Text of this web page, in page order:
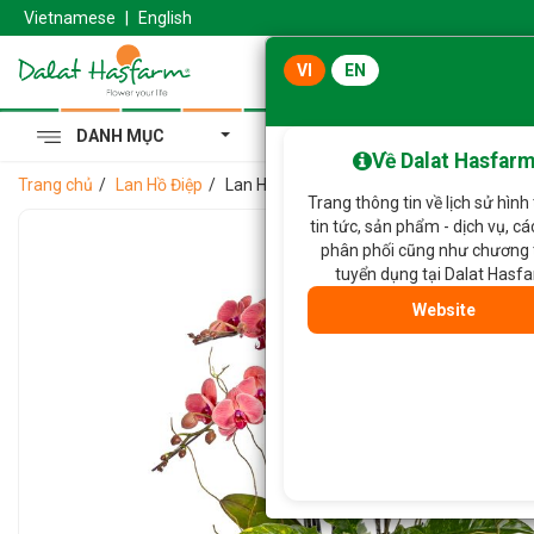
Vietnamese English
DANH MỤC
Trang chủ Lan Hồ Điệp Lan Hồ Điệp Hưng Thịnh 122
VI EN
Về Dalat Hasfarm
Trang thông tin về lịch sử hình
tin tức, sản phẩm - dịch vụ,
phân phối cũng như chương
tuyển dụng tại Dalat
Website